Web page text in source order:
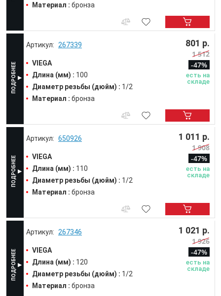
Материал : бронза
267339
VIEGA
Длина (мм) : 100
Диаметр резьбы (дюйм) : 1/2
Материал : бронза
801 р.
1 512
-47%
есть на
складе
650926
VIEGA
Длина (мм) : 110
Диаметр резьбы (дюйм) : 1/2
Материал : бронза
1 011 р.
1 908
-47%
есть на
складе
267346
VIEGA
Длина (мм) : 120
Диаметр резьбы (дюйм) : 1/2
Материал : бронза
1 021 р.
1 926
-47%
есть на
складе